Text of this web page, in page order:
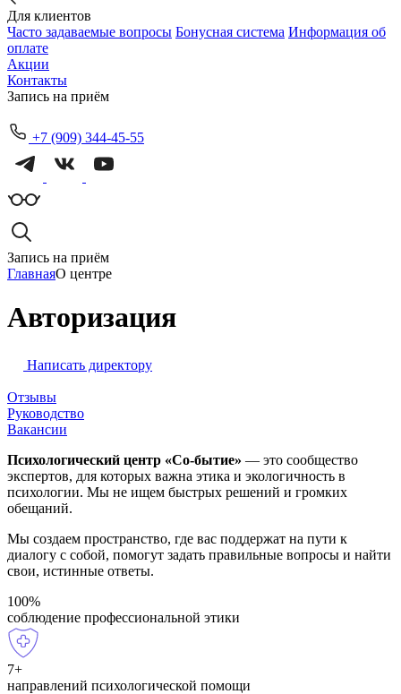
Для клиентов
Часто задаваемые вопросы Бонусная система Информация об
оплате
Акции
Контакты
Запись на приём
+7 (909) 344-45-55
Запись на приём
ГлавнаяО центре
Авторизация
Написать директору
Отзывы
Руководство
Вакансии
Психологический центр «Со-бытие» — это сообщество
экспертов, для которых важна этика и экологичность в
психологии. Мы не ищем быстрых решений и громких
обещаний.
Мы создаем пространство, где вас поддержат на пути к
диалогу с собой, помогут задать правильные вопросы и найти
свои, истинные ответы.
100%
соблюдение профессиональной этики
7+
направлений психологической помощи